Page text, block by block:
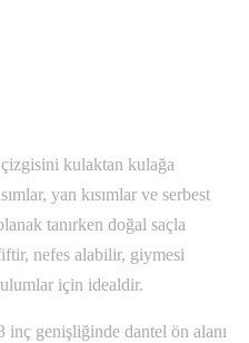
kulaktan kulağa
yan kısımlar ve serbest
tanırken doğal saçla
nefes alabilir, giymesi
için idealdir.
genişliğinde dantel ön alanı